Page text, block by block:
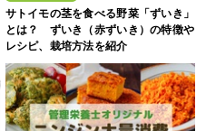
サトイモの茎を食べる野菜「ずいき」
とは？ ずいき（赤ずいき）の特徴や
レシピ、栽培方法を紹介